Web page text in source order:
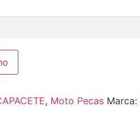
, Moto Pecas Marca: